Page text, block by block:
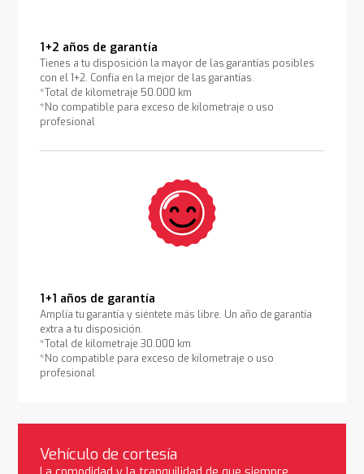
1+2 años de garantía
Tienes a tu disposición la mayor de las garantías posibles
con el 1+2. Confía en la mejor de las garantías.
*Total de kilometraje 50.000 km
*No compatible para exceso de kilometraje o uso
profesional
1+1 años de garantía
Amplía tu garantía y siéntete más libre. Un año de garantía
extra a tu disposición.
*Total de kilometraje 30.000 km
*No compatible para exceso de kilometraje o uso
profesional
Vehículo de cortesía